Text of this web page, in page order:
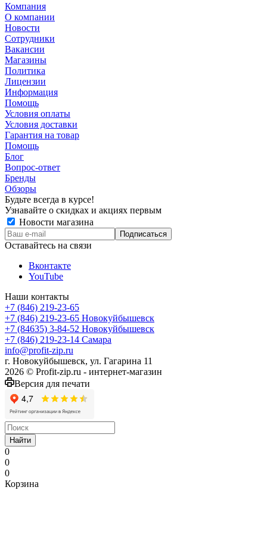
Компания
О компании
Новости
Сотрудники
Вакансии
Магазины
Политика
Лицензии
Информация
Помощь
Условия оплаты
Условия доставки
Гарантия на товар
Помощь
Блог
Вопрос-ответ
Бренды
Обзоры
Будьте всегда в курсе!
Узнавайте о скидках и акциях первым
Новости магазина
Оставайтесь на связи
Вконтакте
YouTube
Наши контакты
+7 (846) 219-23-65
+7 (846) 219-23-65 Новокуйбышевск
+7 (84635) 3-84-52 Новокуйбышевск
+7 (846) 219-23-14 Самара
info@profit-zip.ru
г. Новокуйбышевск, ул. Гагарина 11
2026 © Profit-zip.ru - интернет-магазин
Версия для печати
Найти
0
0
0
Корзина